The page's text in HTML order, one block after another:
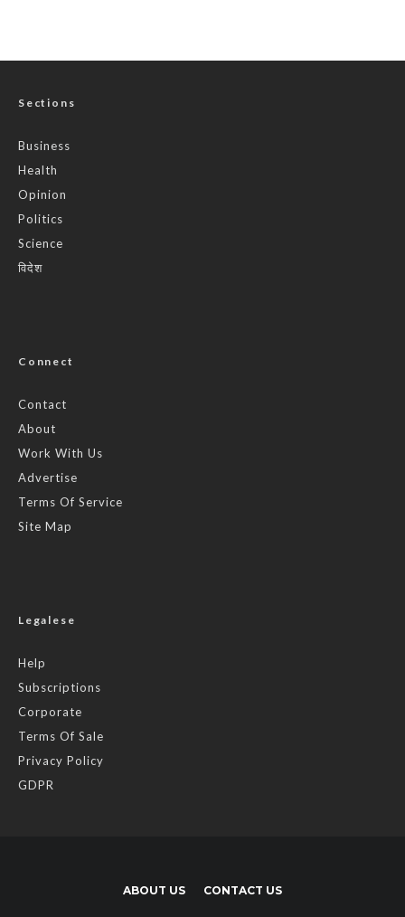
Sections
Business
Health
Opinion
Politics
Science
विदेश
Connect
Contact
About
Work With Us
Advertise
Terms Of Service
Site Map
Legalese
Help
Subscriptions
Corporate
Terms Of Sale
Privacy Policy
GDPR
ABOUT US CONTACT US